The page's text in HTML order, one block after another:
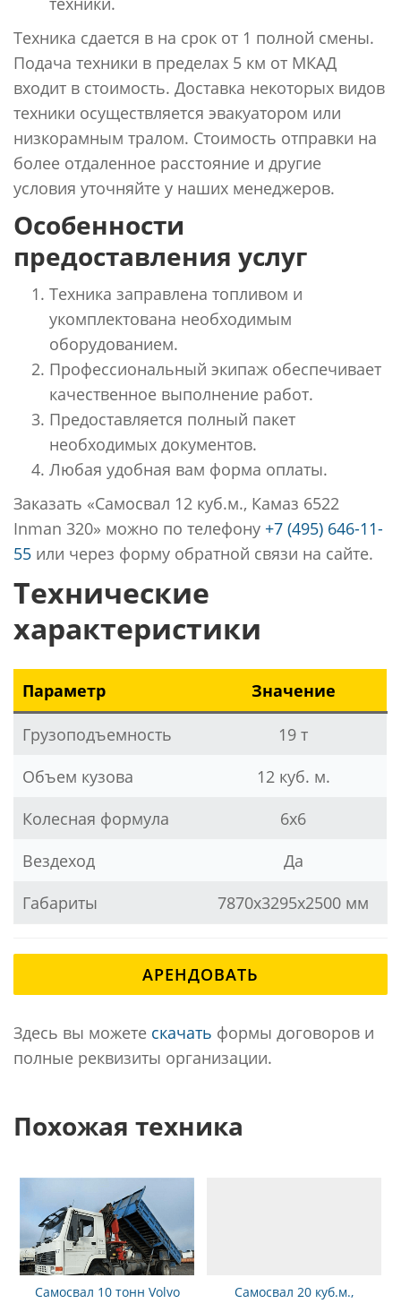
Техника сдается в на срок от 1 полной смены.
Подача техники в пределах 5 км от МКАД
входит в стоимость. Доставка некоторых видов
техники осуществляется эвакуатором или
низкорамным тралом. Стоимость отправки на
более отдаленное расстояние и другие
условия уточняйте у наших менеджеров.
Особенности
предоставления услуг
Техника заправлена топливом и
укомплектована необходимым
оборудованием.
Профессиональный экипаж обеспечивает
качественное выполнение работ.
Предоставляется полный пакет
необходимых документов.
Любая удобная вам форма оплаты.
Заказать «Самосвал 12 куб.м., Камаз 6522
Inman 320» можно по телефону +7 (495) 646-11-
55 или через форму обратной связи на сайте.
Технические
характеристики
Параметр Значение
Грузоподъемность
19 т
Объем кузова
12 куб. м.
Колесная формула
6x6
Вездеход
Да
Габариты
7870x3295x2500 мм
АРЕНДОВАТЬ
Здесь вы можете скачать формы договоров и
полные реквизиты организации.
Похожая техника
Самосвал 10 тонн Volvo
Самосвал 20 куб.м.,